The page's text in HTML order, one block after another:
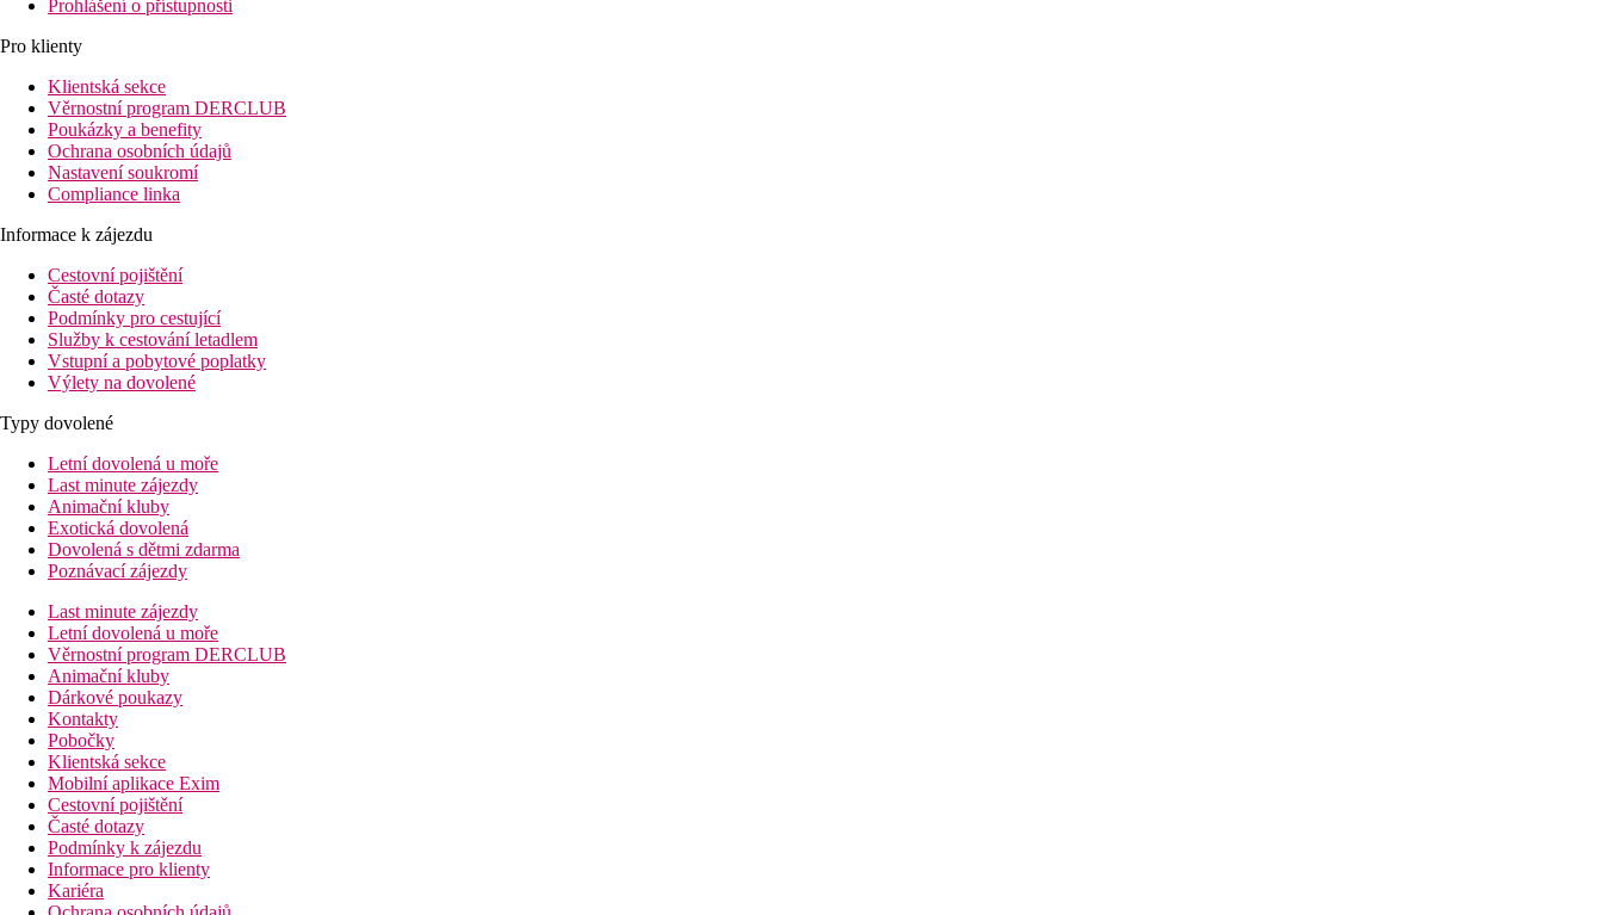
Prohlášení o přístupnosti
Pro klienty
Klientská sekce
Věrnostní program DERCLUB
Poukázky a benefity
Ochrana osobních údajů
Nastavení soukromí
Compliance linka
Informace k zájezdu
Cestovní pojištění
Časté dotazy
Podmínky pro cestující
Služby k cestování letadlem
Vstupní a pobytové poplatky
Výlety na dovolené
Typy dovolené
Letní dovolená u moře
Last minute zájezdy
Animační kluby
Exotická dovolená
Dovolená s dětmi zdarma
Poznávací zájezdy
Last minute zájezdy
Letní dovolená u moře
Věrnostní program DERCLUB
Animační kluby
Dárkové poukazy
Kontakty
Pobočky
Klientská sekce
Mobilní aplikace Exim
Cestovní pojištění
Časté dotazy
Podmínky k zájezdu
Informace pro klienty
Kariéra